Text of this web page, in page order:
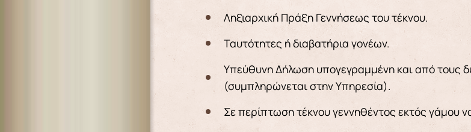
Ληξιαρχική Πράξη Γεννήσεως του τέκνου.
Ταυτότητες ή διαβατήρια γονέων.
Υπεύθυνη Δήλωση υπογεγραμμένη και από τους
(συμπληρώνεται στην Υπηρεσία).
Σε περίπτωση τέκνου γεννηθέντος εκτός γάμου